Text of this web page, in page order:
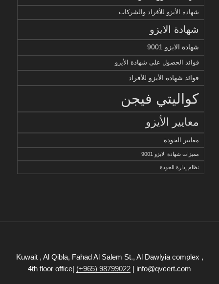
شهادة الأيزو للأفراد والشركات
شهادة الايزو
شهادة الايزو 9001
فوائد الحصول على شهادة الأيزو
فوائد شهادة الأيزو للأفراد
كواليتي فيجن
معايير الأيزو
معايير الجودة
مميزات شهادة الايزو 9001
نظام إدارة الجودة
Kuwait , Al Qibla, Fahad Al Salem St., Al Dawlyia complex ,
4th floor office| (+965) 98799022 | info@qvcert.com